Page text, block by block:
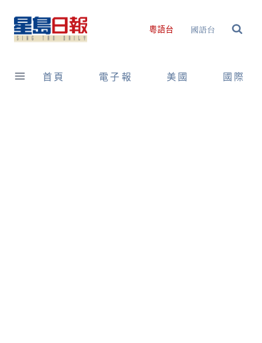
content
粵語台 國語台
首頁 電子報 美國 國際